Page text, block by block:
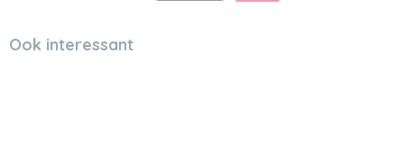
Ook interessant